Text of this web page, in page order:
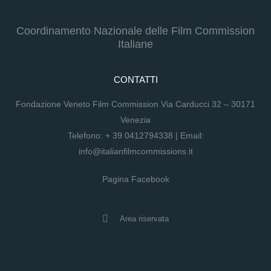
Coordinamento Nazionale delle Film Commission
Italiane
CONTATTI
Fondazione Veneto Film Commission Via Carducci 32 – 30171
Venezia
Telefono: + 39 0412794338 | Email:
info@italianfilmcommissions.it
Pagina Facebook
Area riservata